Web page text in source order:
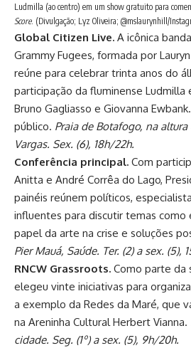
Ludmilla (ao centro) em um show gratuito para
Score. (Divulgação; Lyz Oliveira; @mslaurynhill/
Global Citizen Live. A icônica
Grammy Fugees, formada por
reúne para celebrar trinta anos do
participação da fluminense Ludmilla
Bruno Gagliasso e Giovanna
público. Praia de Botafogo, na
Vargas. Sex. (6), 18h/22h.
Conferência principal. Com
Anitta e André Corrêa do Lago,
painéis reúnem políticos,
influentes para discutir temas como
papel da arte na crise e soluções
Pier Mauá, Saúde. Ter. (2) a sex. (5),
RNCW Grassroots. Como parte da
elegeu vinte iniciativas para
a exemplo da Redes da Maré, que
na Areninha Cultural Herbert Vianna.
cidade. Seg. (1º) a sex. (5), 9h/20h.